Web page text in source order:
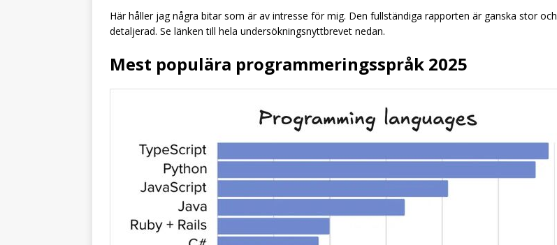
Här håller jag några bitar som är av intresse för mig. Den fullständiga rapporten är ganska stor och
detaljerad. Se länken till hela undersökningsnyttbrevet nedan.
Mest populära programmeringsspråk 2025